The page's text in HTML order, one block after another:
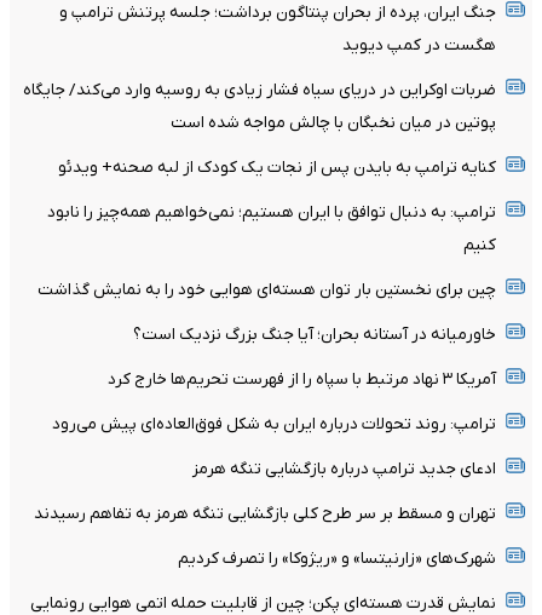
جنگ ایران، پرده از بحران پنتاگون برداشت؛ جلسه پرتنش ترامپ و
هگست در کمپ دیوید
ضربات اوکراین در دریای سیاه فشار زیادی به روسیه وارد می‌کند/ جایگاه
پوتین در میان نخبگان با چالش مواجه شده است
کنایه ترامپ به بایدن پس از نجات یک کودک از لبه صحنه+ ویدئو
ترامپ: به دنبال توافق با ایران هستیم؛ نمی‌خواهیم همه‌چیز را نابود
کنیم
چین برای نخستین بار توان هسته‌ای هوایی خود را به نمایش گذاشت
خاورمیانه در آستانه بحران؛ آیا جنگ بزرگ نزدیک است؟
آمریکا ۳ نهاد مرتبط با سپاه را از فهرست تحریم‌ها خارج کرد
ترامپ: روند تحولات درباره ایران به شکل فوق‌العاده‌ای پیش می‌رود
ادعای جدید ترامپ درباره بازگشایی تنگه هرمز
تهران و مسقط بر سر طرح کلی بازگشایی تنگه هرمز به تفاهم رسیدند
شهرک‌های «زارنیتسا» و «ریژوکا» را تصرف کردیم
نمایش قدرت هسته‌ای پکن؛ چین از قابلیت حمله اتمی هوایی رونمایی